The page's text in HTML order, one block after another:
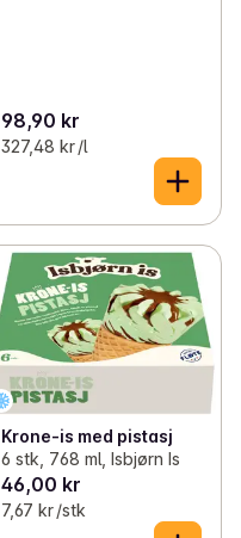
98,90 kr
327,48 kr /l
Krone-is med pistasj
6 stk, 768 ml, Isbjørn Is
46,00 kr
7,67 kr /stk